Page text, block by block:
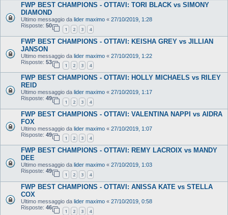
FWP BEST CHAMPIONS - OTTAVI: TORI BLACK vs SIMONY
DIAMOND
Ultimo messaggio da lider maximo « 27/10/2019, 1:28
Risposte: 50
1 2 3 4
FWP BEST CHAMPIONS - OTTAVI: KEISHA GREY vs JILLIAN
JANSON
Ultimo messaggio da lider maximo « 27/10/2019, 1:22
Risposte: 53
1 2 3 4
FWP BEST CHAMPIONS - OTTAVI: HOLLY MICHAELS vs RILEY
REID
Ultimo messaggio da lider maximo « 27/10/2019, 1:17
Risposte: 49
1 2 3 4
FWP BEST CHAMPIONS - OTTAVI: VALENTINA NAPPI vs AIDRA
FOX
Ultimo messaggio da lider maximo « 27/10/2019, 1:07
Risposte: 49
1 2 3 4
FWP BEST CHAMPIONS - OTTAVI: REMY LACROIX vs MANDY
DEE
Ultimo messaggio da lider maximo « 27/10/2019, 1:03
Risposte: 49
1 2 3 4
FWP BEST CHAMPIONS - OTTAVI: ANISSA KATE vs STELLA
COX
Ultimo messaggio da lider maximo « 27/10/2019, 0:58
Risposte: 46
1 2 3 4